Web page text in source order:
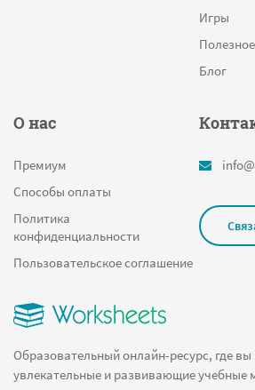
Образовательный онлайн-ресурс, где
увлекательные и развивающие учебные
Игры
Полезное
Блог
О нас
Премиум
Способы оплаты
Политика
конфиденциальности
Пользовательское соглашение